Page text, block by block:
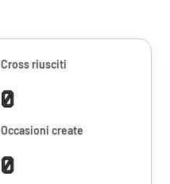
Cross riusciti
0
Occasioni create
0